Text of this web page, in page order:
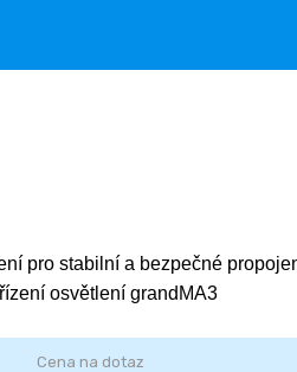
pro stabilní a bezpečné
osvětlení grandMA3
Cena na dotaz